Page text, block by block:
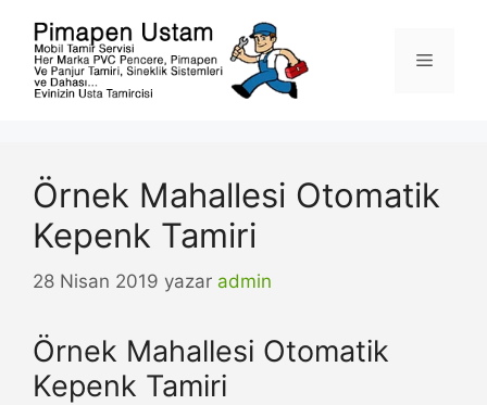
Menü
Örnek Mahallesi Otomatik
Kepenk Tamiri
28 Nisan 2019 yazar admin
Örnek Mahallesi Otomatik
Kepenk Tamiri